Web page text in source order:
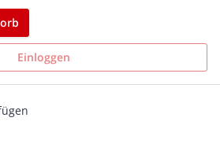
Einloggen